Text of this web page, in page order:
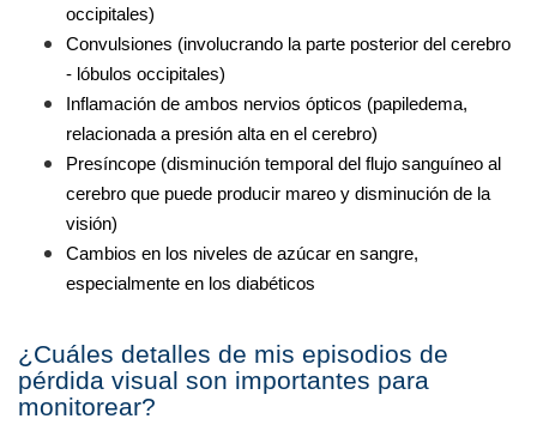
occipitales)
Convulsiones (involucrando la parte posterior del cerebro
- lóbulos occipitales)
Inflamación de ambos nervios ópticos (papiledema,
relacionada a presión alta en el cerebro)
Presíncope (disminución temporal del flujo sanguíneo al
cerebro que puede producir mareo y disminución de la
visión)
Cambios en los niveles de azúcar en sangre,
especialmente en los diabéticos
¿Cuáles detalles de mis episodios de
pérdida visual son importantes para
monitorear?